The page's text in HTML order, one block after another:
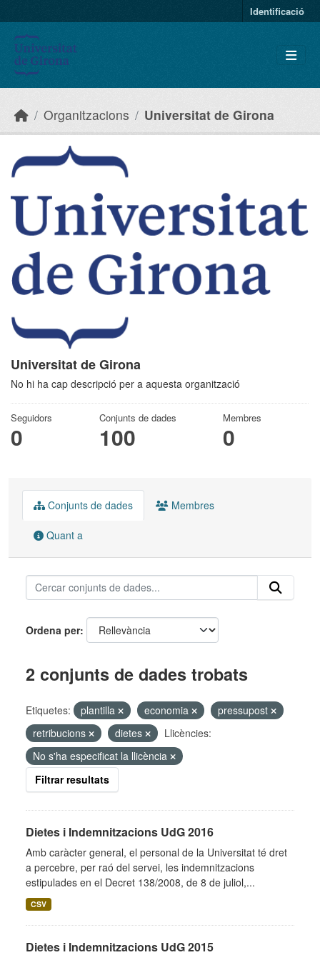
Identificació
Organitzacions Universitat de Girona
Universitat de Girona
No hi ha cap descripció per a aquesta organització
Seguidors
0
Conjunts de dades
100
Membres
0
Conjunts de dades Membres
Quant a
Ordena per
2 conjunts de dades trobats
Etiquetes: plantilla economia
pressupost
retribucions
dietes
Llicències:
No s'ha especificat la llicència
Filtrar resultats
Dietes i Indemnitzacions UdG 2016
Amb caràcter general, el personal de la Universitat té dret
a percebre, per raó del servei, les indemnitzacions
estipulades en el Decret 138/2008, de 8 de juliol,...
CSV
Dietes i Indemnitzacions UdG 2015